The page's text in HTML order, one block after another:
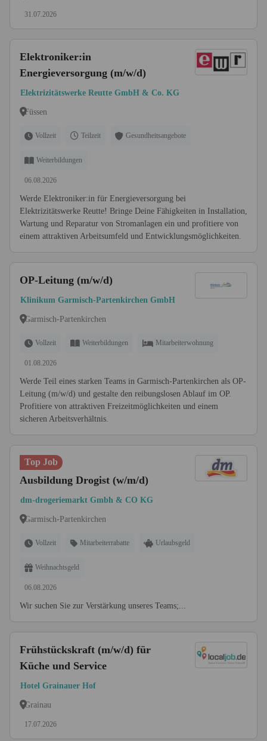
31.07.2026
Elektroniker:in
Energieversorgung (m/w/d)
Elektrizitätswerke Reutte GmbH & Co. KG
Füssen
Vollzeit Teilzeit Gesundheitsangebote
Weiterbildungen
06.08.2026
Werde Elektroniker:in für Energieversorgung bei
Elektrizitätswerke Reutte! Bringe Deine Fähigkeiten in Installation,
Wartung und Reparatur von Stromanlagen ein und profitiere von
einem attraktiven Arbeitsumfeld und Entwicklungsmöglichkeiten.
OP-Leitung (m/w/d)
Klinikum Garmisch-Partenkirchen GmbH
Garmisch-Partenkirchen
Vollzeit Weiterbildungen Mitarbeiterwohnung
01.08.2026
Werde Teil eines starken Teams in Garmisch-Partenkirchen als OP-
Leitung (m/w/d) und gestalte den reibungslosen Ablauf im OP.
Profitiere von attraktiven Freizeitmöglichkeiten und einem
sicheren Arbeitsverhältnis.
Top Job
Ausbildung Drogist (w/m/d)
dm-drogeriemarkt Gmbh & CO KG
Garmisch-Partenkirchen
Vollzeit Mitarbeiterrabatte Urlaubsgeld
Weihnachtsgeld
06.08.2026
Wir suchen Sie zur Verstärkung unseres Teams;...
Frühstückskraft (m/w/d) für
Küche und Service
Hotel Grainauer Hof
Grainau
17.07.2026